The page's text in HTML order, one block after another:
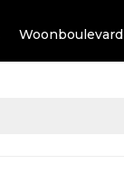
Woonboulevard